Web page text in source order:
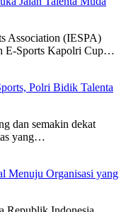
Association (IESPA)
E-Sports Kapolri Cup…
Polri Bidik Talenta
dan semakin dekat
yang…
Menuju Organisasi yang